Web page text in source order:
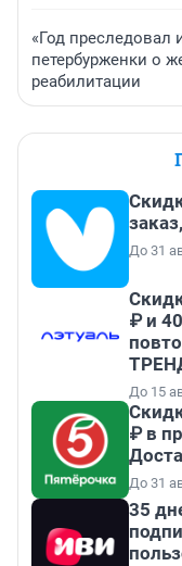
«Год преследовал
петербурженки о
реабилитации
До 31
₽ и
До 15
₽ в
До 31
35